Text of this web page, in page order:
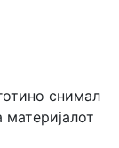
снимал